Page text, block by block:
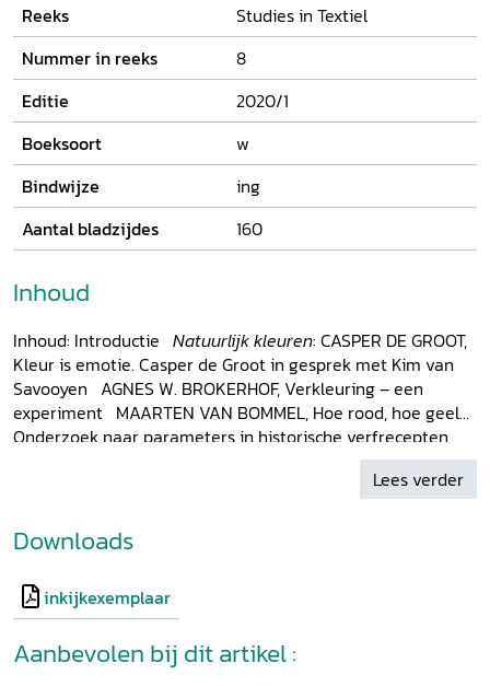
Reeks
Studies in Textiel
Nummer in reeks
8
Editie
2020/1
Boeksoort
w
Bindwijze
ing
Aantal bladzijdes
160
Inhoud
Inhoud: Introductie Natuurlijk kleuren: CASPER DE GROOT,
Kleur is emotie. Casper de Groot in gesprek met Kim van
Savooyen AGNES W. BROKERHOF, Verkleuring – een
experiment MAARTEN VAN BOMMEL, Hoe rood, hoe geel?
Onderzoek naar parameters in historische verfrecepten
ANA SERRANO, Kleuren uit de Nieuwe Wereld. De
assimilatie van Amerikaanse kleurstoffen in zestiende- en
HANSSEN, Weefsels uit Okinawa, symbiose van natuur en
textiel MARISKA HAMMERSTEIN, Van
Spring Colors
Groot Antink JANTIEVE VAN ELK, Verfboeken van Pollet
kleurstof in textiel rond 1900 ISTA BOSZHARD/CECILIA
Lees verder
Downloads
inkijkexemplaar
Aanbevolen bij dit artikel :